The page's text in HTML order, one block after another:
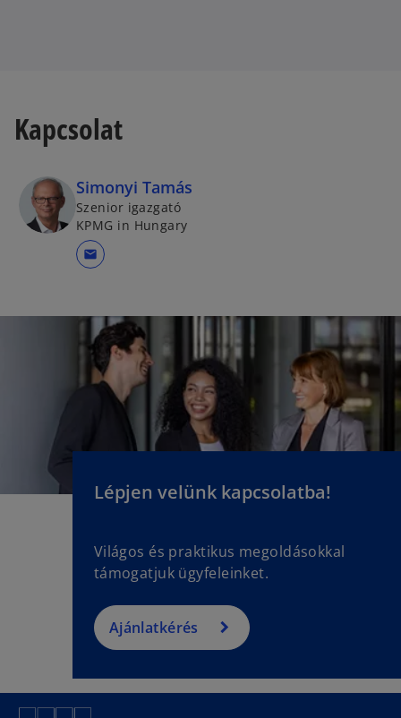
Kapcsolat
Simonyi Tamás
Szenior igazgató
KPMG in Hungary
mail
Lépjen velünk kapcsolatba!
Világos és praktikus megoldásokkal
támogatjuk ügyfeleinket.
Ajánlatkérés